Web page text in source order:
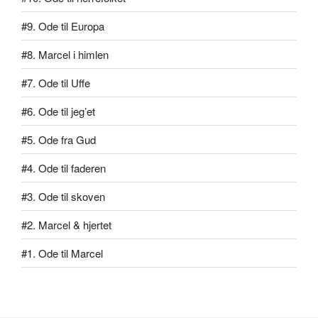
#9. Ode til Europa
#8. Marcel i himlen
#7. Ode til Uffe
#6. Ode til jeg’et
#5. Ode fra Gud
#4. Ode til faderen
#3. Ode til skoven
#2. Marcel & hjertet
#1. Ode til Marcel